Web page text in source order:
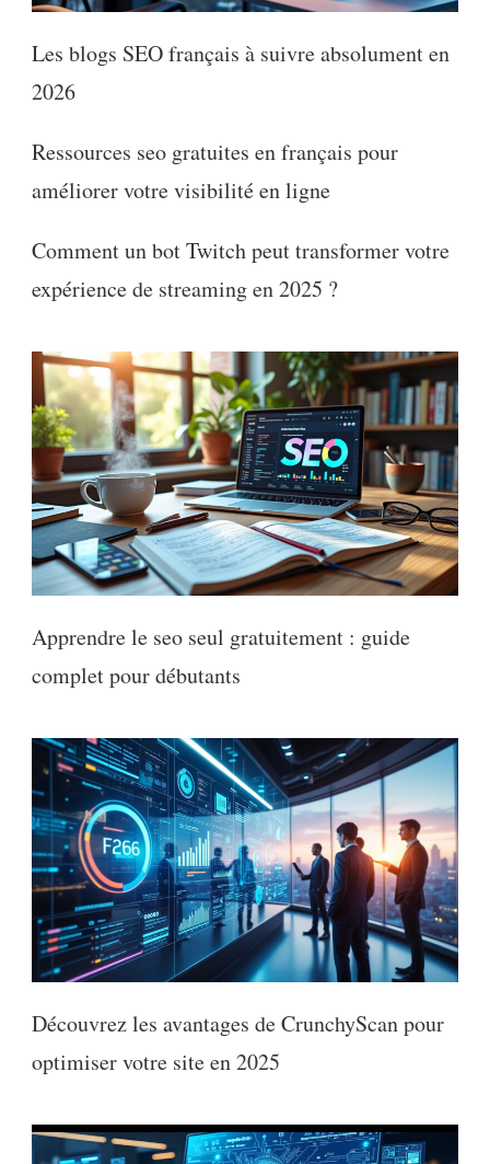
Les blogs SEO français à suivre absolument en
2026
Ressources seo gratuites en français pour
améliorer votre visibilité en ligne
Comment un bot Twitch peut transformer votre
expérience de streaming en 2025 ?
Apprendre le seo seul gratuitement : guide
complet pour débutants
Découvrez les avantages de CrunchyScan pour
optimiser votre site en 2025